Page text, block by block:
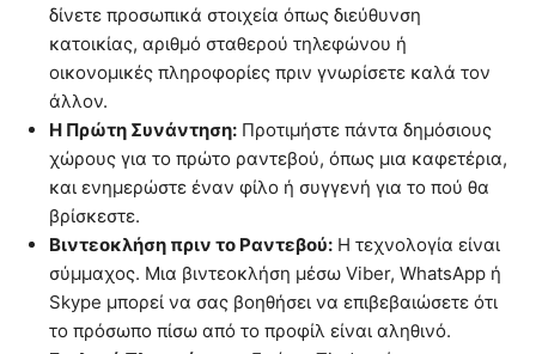
δίνετε προσωπικά στοιχεία όπως διεύθυνση
κατοικίας, αριθμό σταθερού τηλεφώνου ή
οικονομικές πληροφορίες πριν γνωρίσετε καλά τον
άλλον.
Η Πρώτη Συνάντηση: Προτιμήστε πάντα δημόσιους
χώρους για το πρώτο ραντεβού, όπως μια καφετέρια,
και ενημερώστε έναν φίλο ή συγγενή για το πού θα
βρίσκεστε.
Βιντεοκλήση πριν το Ραντεβού: Η τεχνολογία είναι
σύμμαχος. Μια βιντεοκλήση μέσω Viber, WhatsApp ή
Skype μπορεί να σας βοηθήσει να επιβεβαιώσετε ότι
το πρόσωπο πίσω από το προφίλ είναι αληθινό.